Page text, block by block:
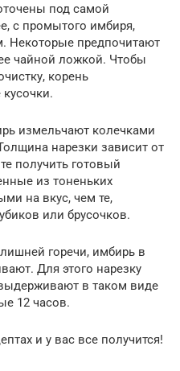
под самой
с промытого имбиря,
Некоторые предпочитают
чайной ложкой. Чтобы
корень
измельчают колечками
нарезки зависит от
получить готовый
из тоненьких
на вкус, чем те,
или брусочков.
горечи, имбирь в
Для этого нарезку
в таком виде
12 часов.
и у вас все получится!